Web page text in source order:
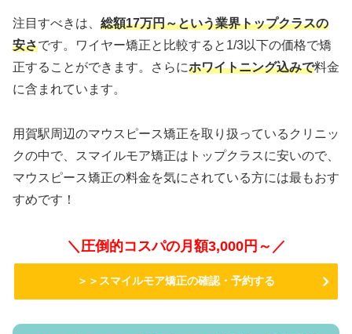
注目すべきは、 総額17万円～という業界トップクラスの
安さです。ワイヤー矯正と比較すると1/3以下の価格で矯
正することができます。さらにホワイトニング込みで料金
に含まれています。
用賀駅周辺のマウスピース矯正を取り扱っているクリニッ
クの中で、スマイルモア矯正はトップクラスに安いので、
マウスピース矯正の料金を気にされている方には最もおす
すめです！
＼圧倒的コスパの月額3,000円～／
＞＞スマイルモア矯正の確認・予約する